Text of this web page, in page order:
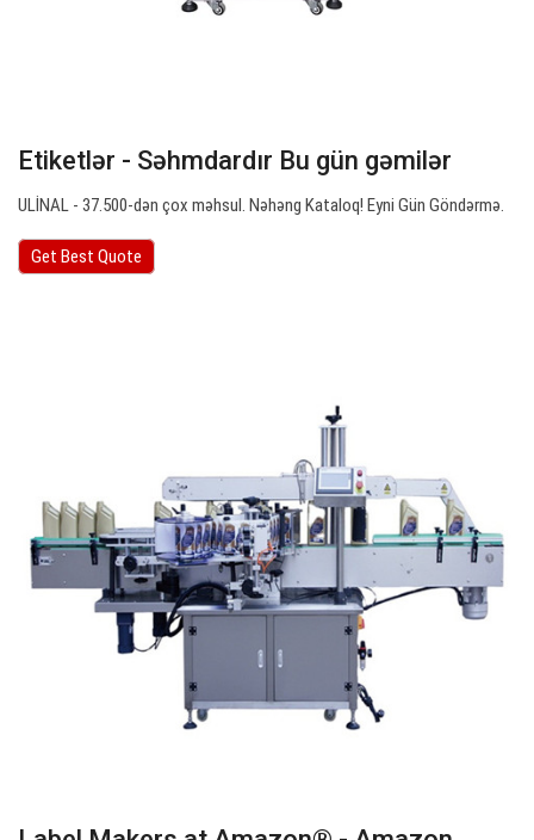
Etiketlər - Səhmdardır Bu gün gəmilər
ULİNAL - 37.500-dən çox məhsul. Nəhəng Kataloq! Eyni Gün Göndərmə.
Get Best Quote